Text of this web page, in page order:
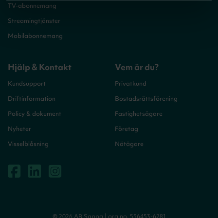
TV-abonnemang
Streamingtjänster
Mobilabonnemang
Hjälp & Kontakt
Kundsupport
Driftinformation
Policy & dokument
Nyheter
Visselblåsning
Vem är du?
Privatkund
Bostadsrättsförening
Fastighetsägare
Företag
Nätägare